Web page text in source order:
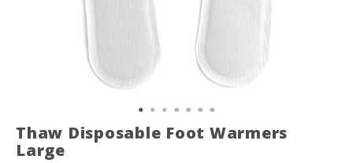
Thaw Disposable Foot Warmers
Large